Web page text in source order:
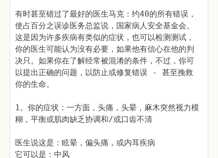
有时甚至错过了最好的医生马克：约40的所有错误，
使占百分之误诊医务总监说，国家病人安全基金会。
这是因为许多疾病有类似的症状，也可以检测测试，
你的医生可能认为没有必要，如果他有信心在他的判
决只。如果你在了解经常被混淆的条件，不过，你可
以提出正确的问题，以防止或修复错误 - 甚至挽救
你的生命。
1。你的症状：一方面，头痛，头晕，麻木突然视力模
糊，平衡或肌肉缺乏协调和/或口齿不清
医生说这是：眩晕，偏头痛，或内耳疾病
它可以是：中风